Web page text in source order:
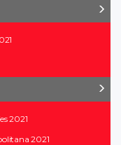
2021
2021